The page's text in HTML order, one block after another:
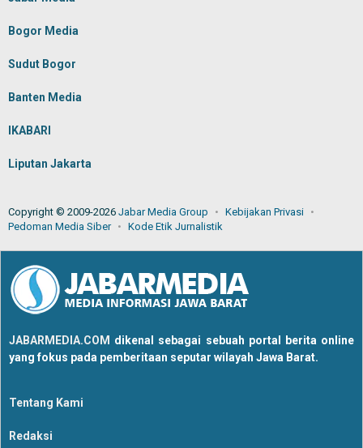
Bogor Media
Sudut Bogor
Banten Media
IKABARI
Liputan Jakarta
Copyright © 2009-2026 Jabar Media Group
Kebijakan Privasi
Pedoman Media Siber
Kode Etik Jurnalistik
JABARMEDIA.COM dikenal sebagai sebuah portal berita online
yang fokus pada pemberitaan seputar wilayah Jawa Barat.
Tentang Kami
Redaksi